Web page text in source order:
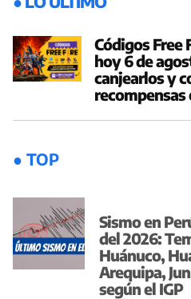
Códigos Free
hoy 6 de
canjearlos y
recompensas
● TOP
Sismo en
del 2026:
Huánuco,
Arequipa,
según el IGP